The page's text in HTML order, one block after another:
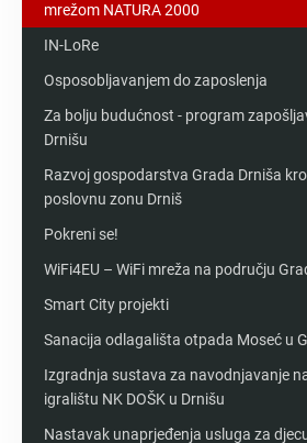
mrežom NATURA 2000
IN-LoRe
Osposobljavanjem do zaposlenja
Za bolju budućnost - program
Drnišu
Razvoj gospodarstva Grada Drniša
poslovnu zonu Drniš
Pokreni se!
WiFi4EU – WiFi mreža na području
Smart City projekti
Sanacija odlagališta otpada Moseć u
Izgradnja sustava za navodnjavanje
igralištu NK DOŠK u Drnišu
Nastavak unaprjeđenja usluga za